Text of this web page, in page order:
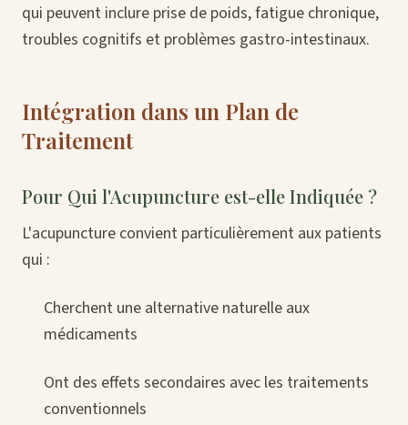
qui peuvent inclure prise de poids, fatigue chronique,
troubles cognitifs et problèmes gastro-intestinaux.
Intégration dans un Plan de
Traitement
Pour Qui l'Acupuncture est-elle Indiquée ?
L'acupuncture convient particulièrement aux patients
qui :
Cherchent une alternative naturelle aux
médicaments
Ont des effets secondaires avec les traitements
conventionnels